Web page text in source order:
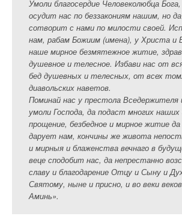
Умоли благосердие Человеколюбца
осудит нас по беззакониям нашим, но да
сотворит с нами по милости своей.
нам, рабам Божиим (имена), у Христа и
наше мирное безмятежное житие,
душевное и телесное. Избави нас от
бед душевных и телесных, от всех
диавольских наветов.
Поминай нас у престола Вседержителя
умоли Господа, да подаст многих наших
прощение, безбедное и мирное житие да
дарует нам, кончины же живота
и мирныя и блаженства вечнаго в
веце сподобит нас, да непрестанно
славу и благодарение Отцу и Сыну и
Святому, ныне и присно, и во веки
Аминь».